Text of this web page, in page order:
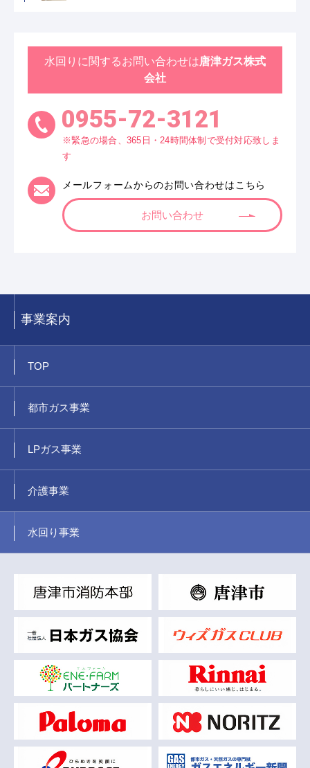
水回りに関するお問い合わせは唐津ガス株式
会社
0955-72-3121
※緊急の場合、365日・24時間体制で受付対応致しま
す
メールフォームからのお問い合わせはこちら
お問い合わせ
事業案内
TOP
都市ガス事業
LPガス事業
介護事業
水回り事業